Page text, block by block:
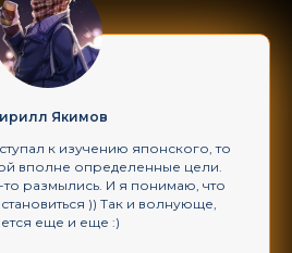
Якимов
к изучению японского, то
вполне определенные цели.
размылись. И я понимаю, что
)) Так и волнующе,
еще и еще :)